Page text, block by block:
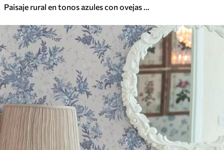
Paisaje rural en tonos azules con ovejas y árboles